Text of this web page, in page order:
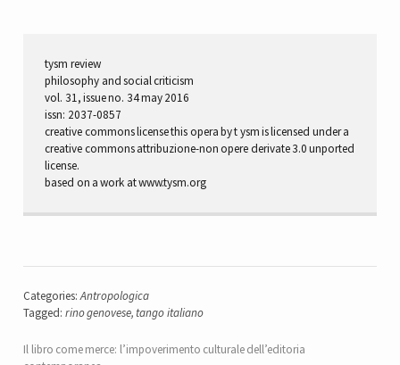
tysm review
philosophy and social criticism
vol. 31, issue no. 34 may 2016
issn: 2037-0857
creative commons license this opera by t ysm is licensed under a
creative commons attribuzione-non opere derivate 3.0 unported
license.
based on a work at www.tysm.org
Categories:Antropologica
Tagged: rino genovese, tango italiano
Il libro come merce: l’impoverimento culturale dell’editoria